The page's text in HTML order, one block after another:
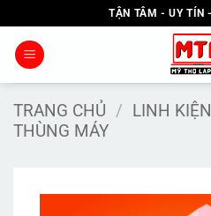
qua
nội
TẬN TÂM - UY TÍN
TRANG CHỦ / LINH
THÙNG MÁY